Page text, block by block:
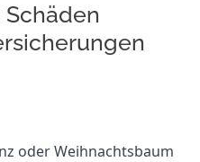
Schäden
oder Weihnachtsbaum